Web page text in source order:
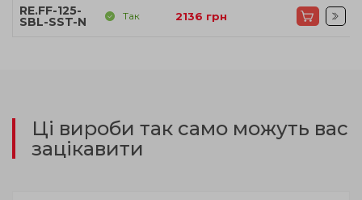
RE.FF-125-
SBL-SST-N Так 2136 грн
Ці вироби так само можуть вас
зацікавити